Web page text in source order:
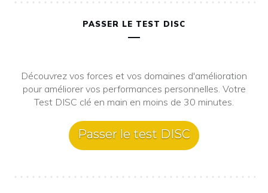
PASSER LE TEST DISC
Découvrez vos forces et vos domaines d'amélioration
pour améliorer vos performances personnelles. Votre
Test DISC clé en main en moins de 30 minutes.
Passer le test DISC